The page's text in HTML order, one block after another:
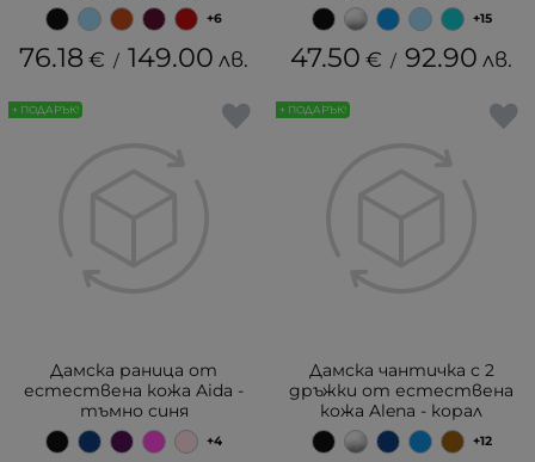
+6
76.18 € / 149.00 лв.
+15
47.50 € / 92.90 лв.
Дамска раница от
естествена кожа Aida -
тъмно синя
+4
+ ПОДАРЪК!
Дамска чантичка с 2
дръжки от естествена
кожа Alena - корал
+12
+ ПОДАРЪК!